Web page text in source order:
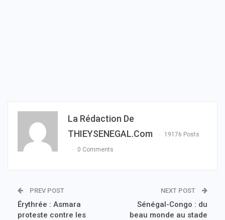
La Rédaction De
THIEYSENEGAL.com
19176 Posts
0 Comments
PREV POST
Érythrée : Asmara
proteste contre les
NEXT POST
Sénégal-Congo : du
beau monde au stade